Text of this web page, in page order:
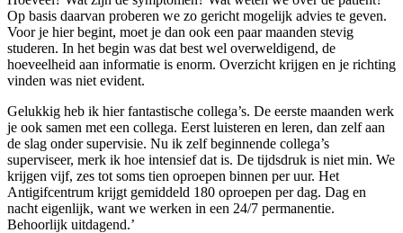
Op basis daarvan proberen we zo gericht mogelijk advies te geven.
Voor je hier begint, moet je dan ook een paar maanden stevig
studeren. In het begin was dat best wel overweldigend, de
hoeveelheid aan informatie is enorm. Overzicht krijgen en je richting
vinden was niet evident.
Gelukkig heb ik hier fantastische collega’s. De eerste maanden werk
je ook samen met een collega. Eerst luisteren en leren, dan zelf aan
de slag onder supervisie. Nu ik zelf beginnende collega’s
superviseer, merk ik hoe intensief dat is. De tijdsdruk is niet min. We
krijgen vijf, zes tot soms tien oproepen binnen per uur. Het
Antigifcentrum krijgt gemiddeld 180 oproepen per dag. Dag en
nacht eigenlijk, want we werken in een 24/7 permanentie.
Behoorlijk uitdagend.’